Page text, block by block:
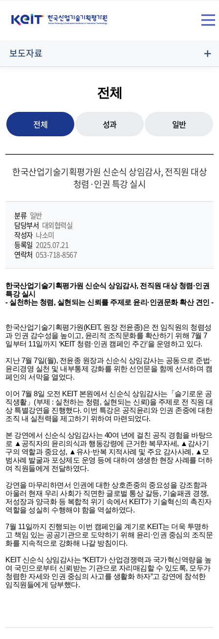
뉴
보도자료
전체
전체 성과 일반
한국산업기술기획평가원 신순식 상임감사, 전직원 대상
청렴·인권 특강 실시
분류 일반
담당부서 대외협력실
작성자 나소미
등록일 2025.07.21
연락처 053-718-8567
한국산업기술기획평가원 신순식 상임감사, 전직원 대상 청렴·인권
특강 실시
- 실천하는 청렴, 실현되는 신뢰를 주제로 윤리·인권문화 확산 견인 -
한국산업기술기획평가원(KEIT, 원장 전윤종)은 전 임직원의 청렴성
과 인권 감수성을 높이고, 윤리적 조직문화를 확산하기 위해 7월 7
일부터 11일까지 ‘KEIT 청렴·인권 캠페인 주간’을 운영하고 있다.
지난 7월 7일(월), 전윤종 원장과 신순식 상임감사는 공동으로 준법·
윤리경영 실천 및 내부통제 강화를 위한 선언문을 함께 선서하며 캠
페인의 서막을 열었다.
이어 7월 8일 오전 KEIT 본원에서 신순식 상임감사는「슬기로운 공
직생활」(부제 : 실천하는 청렴, 실현되는 신뢰)을 주제로 전 직원 대
상 특별강연을 진행했다. 이번 특강은 공직윤리와 인권 존중에 대한
조직 내 실천력을 제고하기 위하여 마련되었다.
본 강연에서 신순식 상임감사는 40여 년에 걸친 공직 경험을 바탕으
로 ▲공직자의 윤리의식과 행동강령에 근거한 복무자세, ▲감사기
구의 역할과 중요성, ▲유사·반복 지적사례 및 주요 감사사례, ▲모
범사례 발굴과 포상제도 운영 등에 대하여 생생한 현장 사례를 더하
여 직원들에게 전달하였다.
강연을 마무리하면서 인권에 대한 상호존중의 중요성을 강조함과
아울러 현재 우리 사회가 직면한 글로벌 통상 갈등, 기술패권 경쟁,
저성장과 양극화 등 복합적 위기 속에서 KEIT가 기술혁신의 촉진자
역할을 성실히 수행해야 함을 역설하였다.
7월 11일까지 진행되는 이번 캠페인을 계기로 KEIT는 더욱 투명하
고 책임 있는 공공기관으로 도약하기 위해 윤리·인권 중심의 조직문
화를 지속적으로 강화해 나갈 방침이다.
KEIT 신순식 상임감사는 “KEIT가 산업경쟁력과 국가혁신역량을 높
여 국민으로부터 신뢰받는 기관으로 자리매김할 수 있도록, 모두가
청렴한 자세와 인권 중심의 사고를 생활화 하자”고 강연에 참석한
임직원들에게 당부했다.